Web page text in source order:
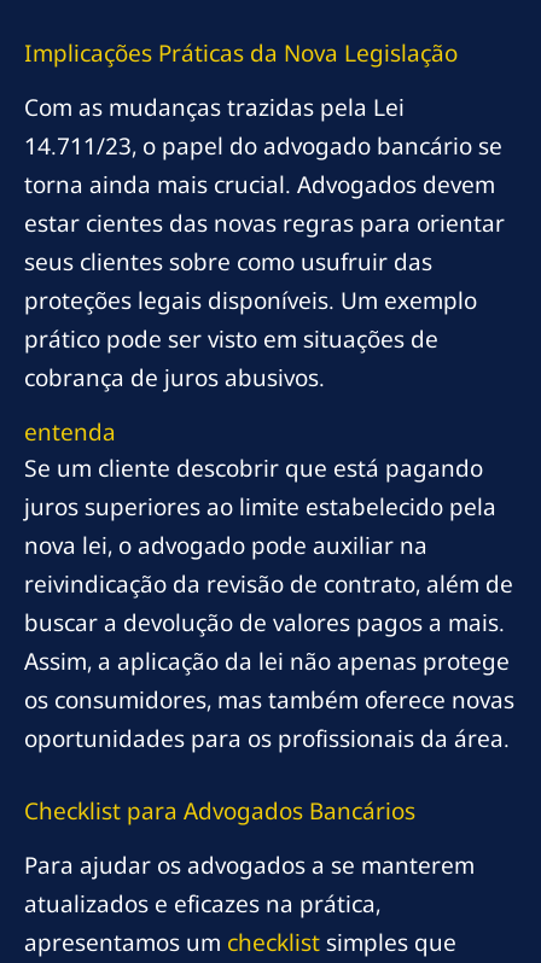
Implicações Práticas da Nova Legislação
Com as mudanças trazidas pela Lei
14.711/23, o papel do advogado bancário se
torna ainda mais crucial. Advogados devem
estar cientes das novas regras para orientar
seus clientes sobre como usufruir das
proteções legais disponíveis. Um exemplo
prático pode ser visto em situações de
cobrança de juros abusivos.
entenda
Se um cliente descobrir que está pagando
juros superiores ao limite estabelecido pela
nova lei, o advogado pode auxiliar na
reivindicação da revisão de contrato, além de
buscar a devolução de valores pagos a mais.
Assim, a aplicação da lei não apenas protege
os consumidores, mas também oferece novas
oportunidades para os profissionais da área.
Checklist para Advogados Bancários
Para ajudar os advogados a se manterem
atualizados e eficazes na prática,
apresentamos um checklistsimples que